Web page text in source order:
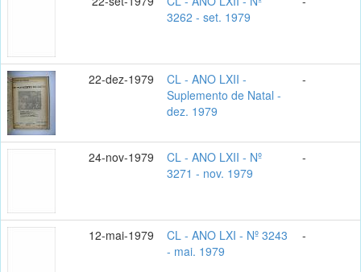
3262 - set. 1979
22-dez-1979
CL - ANO LXII -
Suplemento de Natal -
dez. 1979
-
24-nov-1979
CL - ANO LXII - Nº
3271 - nov. 1979
-
12-mai-1979
CL - ANO LXI - Nº 3243
- mai. 1979
-